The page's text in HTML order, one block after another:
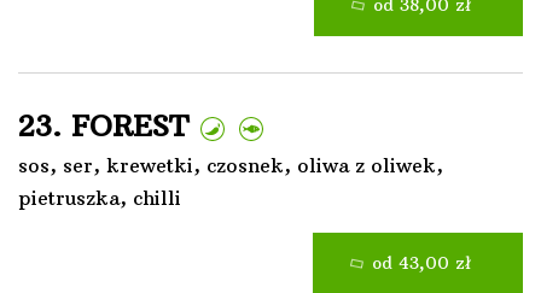
23. FOREST
sos, ser, krewetki, czosnek, oliwa z oliwek,
pietruszka, chilli